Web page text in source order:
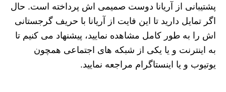
پشتیبانی از آریانا دوست صمیمی‌ اش پرداخته است. حال
اگر تمایل دارید تا این فایت از آریانا با حریف گرجستانی‌
اش را به طور کامل مشاهده نمایید، پیشنهاد می‌ کنیم تا
به اینترنت و یا یکی از شبکه‌ های اجتماعی همچون
یوتیوب و یا اینستاگرام مراجعه نمایید.